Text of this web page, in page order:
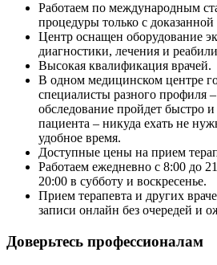
Работаем по международным
процедуры только с
Центр оснащен оборудование
диагностики, лечения и
Высокая квалификация врачей.
В одном медицинском центре
специалисты разного профиля
обследование пройдет быстро
пациента – никуда ехать не
удобное время.
Доступные цены на прием
Работаем ежедневно с 8:00 до
20:00 в субботу и воскресенье.
Прием терапевта и других
записи онлайн без очередей и
Доверьтесь профессионалам